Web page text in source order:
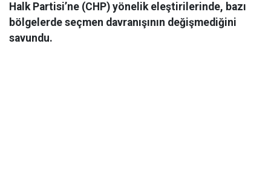
Halk Partisi’ne (CHP) yönelik eleştirilerinde, bazı
bölgelerde seçmen davranışının değişmediğini
savundu.